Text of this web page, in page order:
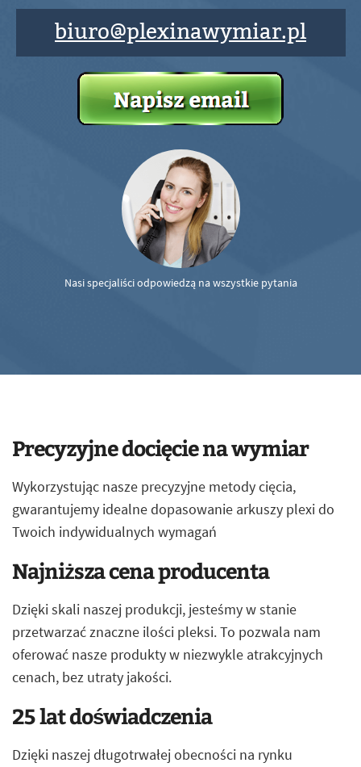
biuro@plexinawymiar.pl
Nasi specjaliści odpowiedzą na wszystkie pytania
Precyzyjne docięcie na wymiar
Wykorzystując nasze precyzyjne metody cięcia,
gwarantujemy idealne dopasowanie arkuszy plexi do
Twoich indywidualnych wymagań
Najniższa cena producenta
Dzięki skali naszej produkcji, jesteśmy w stanie
przetwarzać znaczne ilości pleksi. To pozwala nam
oferować nasze produkty w niezwykle atrakcyjnych
cenach, bez utraty jakości.
25 lat doświadczenia
Dzięki naszej długotrwałej obecności na rynku